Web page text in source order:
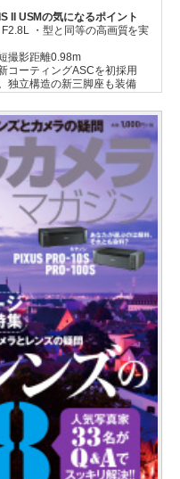
II USMの気になるポイント
・型と同等の高画質を実
撮影距離0.98m
コーティングASCを初採用
独立構造の新三脚座も装備